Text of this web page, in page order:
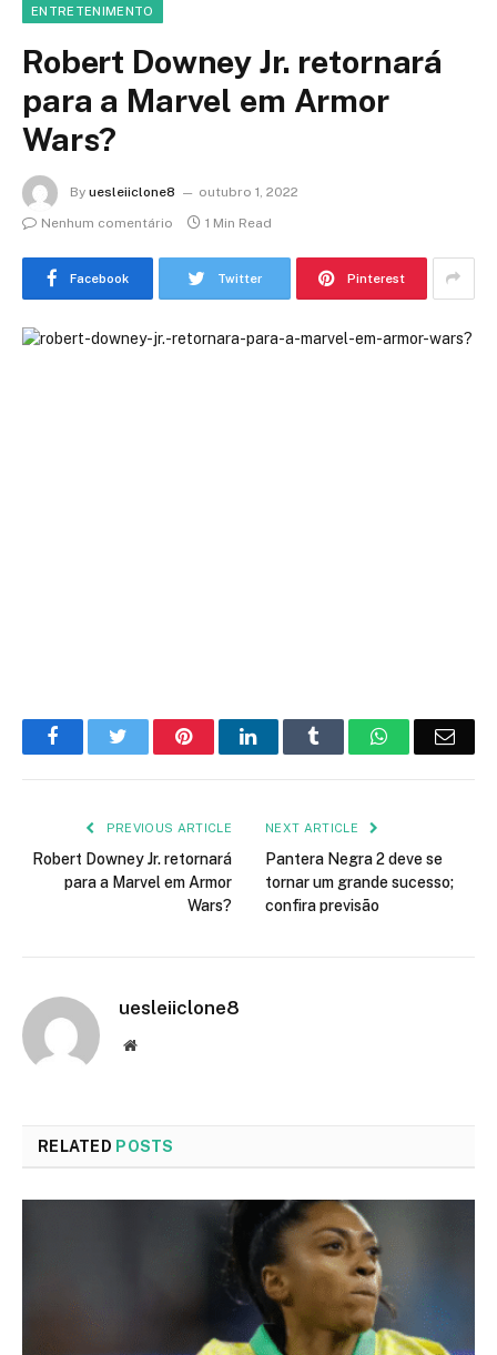
ENTRETENIMENTO
Robert Downey Jr. retornará
para a Marvel em Armor
Wars?
By uesleiiclone8
outubro 1, 2022
Nenhum comentário
1 Min Read
Facebook Twitter Pinterest
FacebookTwitter PinterestLinkedIn Tumblr WhatsApp
PREVIOUS ARTICLE
Robert Downey Jr. retornará
para a Marvel em Armor
Wars?
NEXT ARTICLE
Pantera Negra 2 deve se
tornar um grande sucesso;
confira previsão
uesleiiclone8
Website
RELATED POSTS